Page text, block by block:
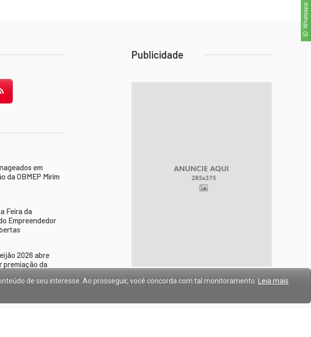
Whatsapp
em
da OBMEP Mirim
Feira da
Empreendedor
2026 abre
premiação da
Publicidade
de seu interesse. Ao prosseguir, você concorda com tal monitoramento. Leia mais